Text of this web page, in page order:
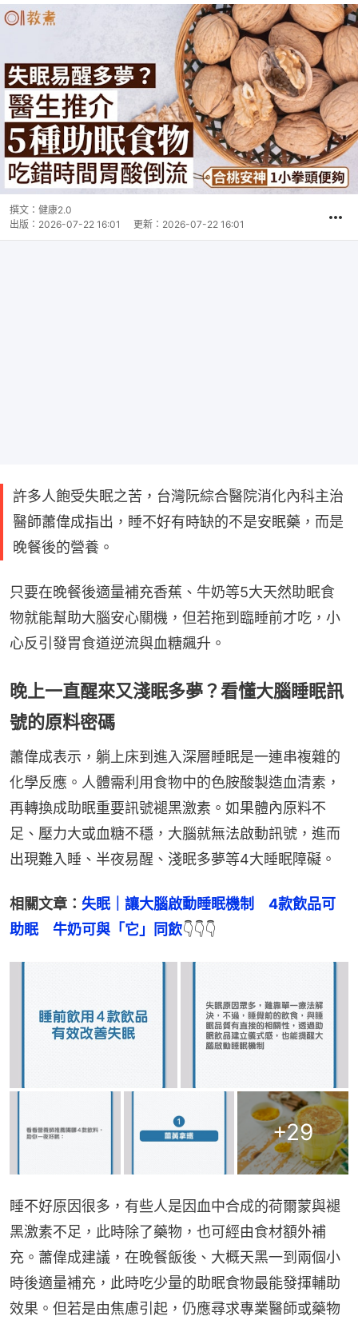
撰文： 健康2.0
出版： 2026-07-22 16:01 更新： 2026-07-22 16:01
許多人飽受失眠之苦，台灣阮綜合醫院消化內科主治
醫師蕭偉成指出，睡不好有時缺的不是安眠藥，而是
晚餐後的營養。
只要在晚餐後適量補充香蕉、牛奶等5大天然助眠食
物就能幫助大腦安心關機，但若拖到臨睡前才吃，小
心反引發胃食道逆流與血糖飆升。
晚上一直醒來又淺眠多夢？看懂大腦睡眠訊
號的原料密碼
蕭偉成表示，躺上床到進入深層睡眠是一連串複雜的
化學反應。人體需利用食物中的色胺酸製造血清素，
再轉換成助眠重要訊號褪黑激素。如果體內原料不
足、壓力大或血糖不穩，大腦就無法啟動訊號，進而
出現難入睡、半夜易醒、淺眠多夢等4大睡眠障礙。
相關文章： 失眠｜讓大腦啟動睡眠機制　4款飲品可
助眠　牛奶可與「它」同飲👇👇👇
+29
睡不好原因很多，有些人是因血中合成的荷爾蒙與褪
黑激素不足，此時除了藥物，也可經由食材額外補
充。蕭偉成建議，在晚餐飯後、大概天黑一到兩個小
時後適量補充，此時吃少量的助眠食物最能發揮輔助
效果。但若是由焦慮引起，仍應尋求專業醫師或藥物